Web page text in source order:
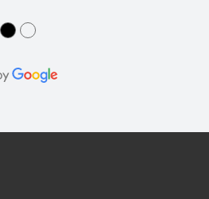
●●